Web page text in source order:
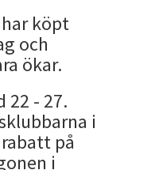
köpt
och
ökar.
22 - 27.
i
på
i